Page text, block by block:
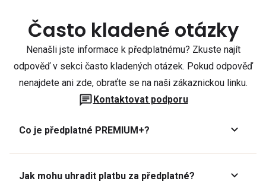
Často kladené otázky
Nenašli jste informace k předplatnému? Zkuste najít
odpověď v sekci často kladených otázek. Pokud odpověď
nenajdete ani zde, obraťte se na naši zákaznickou linku.
Kontaktovat podporu
Co je předplatné PREMIUM+?
Jak mohu uhradit platbu za předplatné?